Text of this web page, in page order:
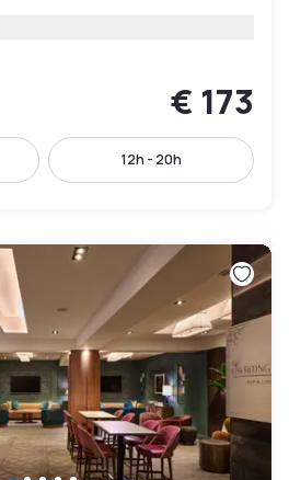
€ 173
12h - 20h